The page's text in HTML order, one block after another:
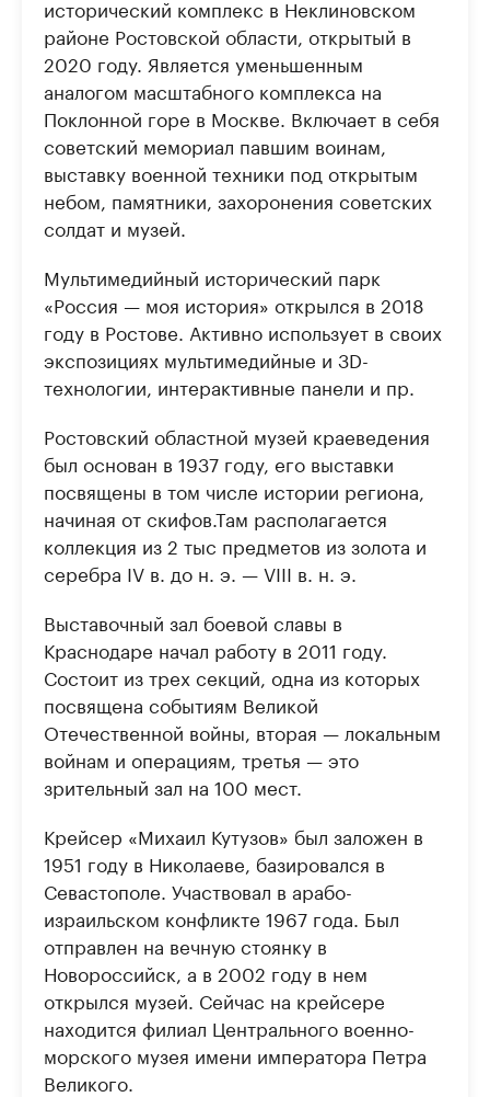
исторический комплекс в Неклиновском
районе Ростовской области, открытый в
2020 году. Является уменьшенным
аналогом масштабного комплекса на
Поклонной горе в Москве. Включает в себя
советский мемориал павшим воинам,
выставку военной техники под открытым
небом, памятники, захоронения советских
солдат и музей.
Мультимедийный исторический парк
«Россия — моя история» открылся в 2018
году в Ростове. Активно использует в своих
экспозициях мультимедийные и 3D-
технологии, интерактивные панели и пр.
Ростовский областной музей краеведения
был основан в 1937 году, его выставки
посвящены в том числе истории региона,
начиная от скифов.Там располагается
коллекция из 2 тыс предметов из золота и
серебра IV в. до н. э. — VIII в. н. э.
Выставочный зал боевой славы в
Краснодаре начал работу в 2011 году.
Состоит из трех секций, одна из которых
посвящена событиям Великой
Отечественной войны, вторая — локальным
войнам и операциям, третья — это
зрительный зал на 100 мест.
Крейсер «Михаил Кутузов» был заложен в
1951 году в Николаеве, базировался в
Севастополе. Участвовал в арабо-
израильском конфликте 1967 года. Был
отправлен на вечную стоянку в
Новороссийск, а в 2002 году в нем
открылся музей. Сейчас на крейсере
находится филиал Центрального военно-
морского музея имени императора Петра
Великого.